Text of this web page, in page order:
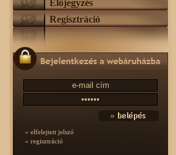
Előjegyzés
Regisztráció
» elfelejtett jelszó
» regisztráció